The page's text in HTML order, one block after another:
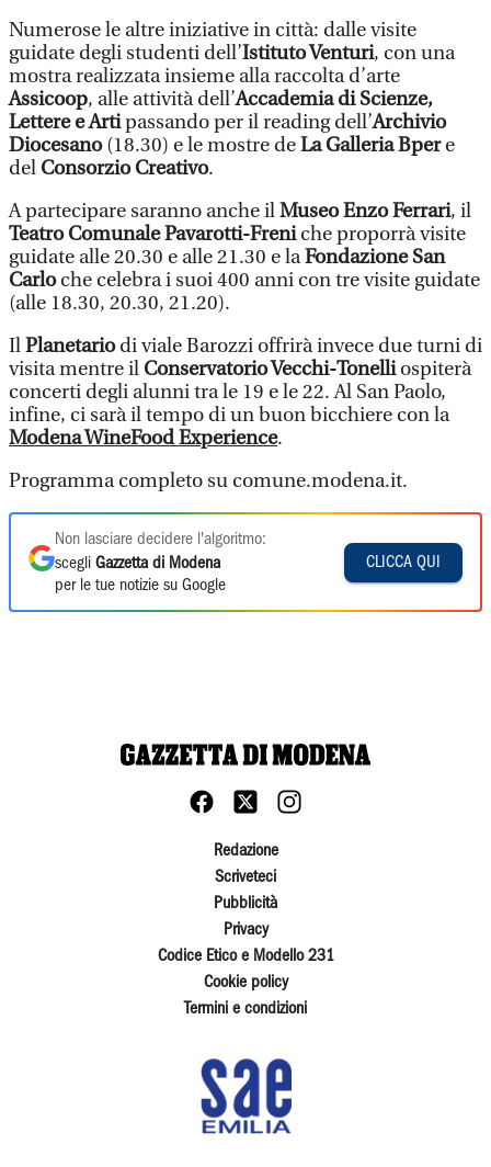
Numerose le altre iniziative in città: dalle visite
guidate degli studenti dell’Istituto Venturi, con una
mostra realizzata insieme alla raccolta d’arte
Assicoop, alle attività dell’Accademia di Scienze,
Lettere e Artipassando per il reading dell’Archivio
Diocesano(18.30) e le mostre deLa Galleria Bpere
del Consorzio Creativo.
A partecipare saranno anche ilMuseo Enzo Ferrari, il
Teatro Comunale Pavarotti-Freniche proporrà visite
guidate alle 20.30 e alle 21.30 e laFondazione San
Carloche celebra i suoi 400 anni con tre visite guidate
(alle 18.30, 20.30, 21.20).
IlPlanetariodi viale Barozzi offrirà invece due turni di
visita mentre il Conservatorio Vecchi-Tonelliospiterà
concerti degli alunni tra le 19 e le 22. Al San Paolo,
infine, ci sarà il tempo di un buon bicchiere con la
Modena WineFood Experience.
Programma completo su comune.modena.it.
Non lasciare decidere l'algoritmo:
scegli Gazzetta di Modena
per le tue notizie su Google
CLICCA QUI
Redazione
Scriveteci
Pubblicità
Privacy
Codice Etico e Modello 231
Cookie policy
Termini e condizioni